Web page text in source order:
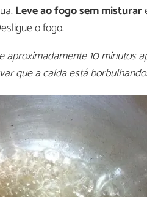
Leve ao fogo sem misturar
o fogo.
10 minutos
que a calda está borbulhando.